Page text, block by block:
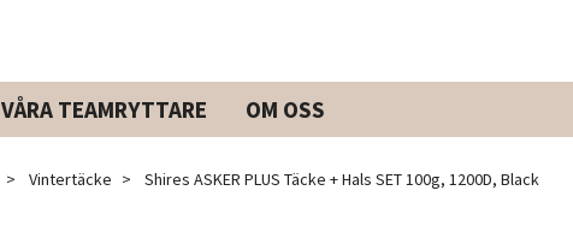
VÅRA TEAMRYTTARE OM OSS
Vintertäcke Shires ASKER PLUS Täcke + Hals SET 100g, 1200D, Black